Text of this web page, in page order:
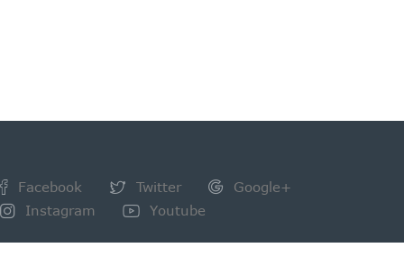
Facebook Twitter
Google+
Instagram
Youtube